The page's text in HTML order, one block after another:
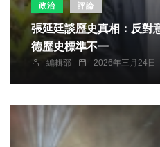
政治 評論
張延廷談歷史真相：反
德歷史標準不一
編輯部 2026年三月24日